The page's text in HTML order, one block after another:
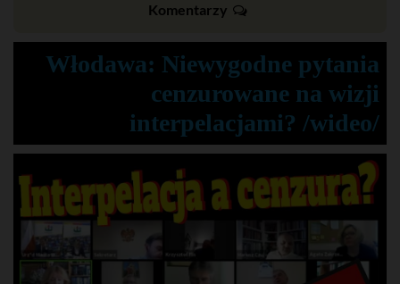
Komentarzy
Włodawa: Niewygodne pytania
cenzurowane na wizji
interpelacjami? /wideo/